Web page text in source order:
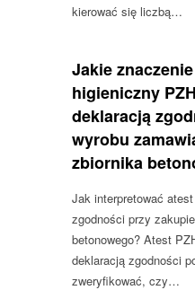
kierować się liczbą…
Jakie
higieniczny
deklaracją
wyrobu
zbiornika
Jak interpretować
zgodności przy
betonowego? Atest
deklaracją zgodności
zweryfikować, czy…